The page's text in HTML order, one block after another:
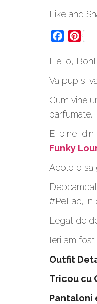
Like and
Facebook
Hello,
Va pup si
Cum vine
parfumate.
Ei bine,
Funky
Acolo o sa
#PeLac, in
Legat de
Ieri am
Outfit
Tricou cu
Pantaloni